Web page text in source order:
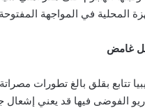
المحلية في المواجهة
غامض
تتابع بقلق بالغ تطورات
الفوضى فيها قد يعني